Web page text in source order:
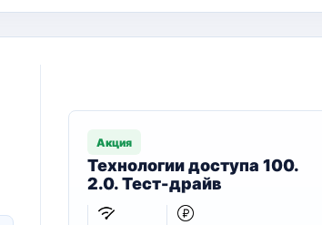
Акция
Технологии доступа 100.
2.0. Тест-драйв